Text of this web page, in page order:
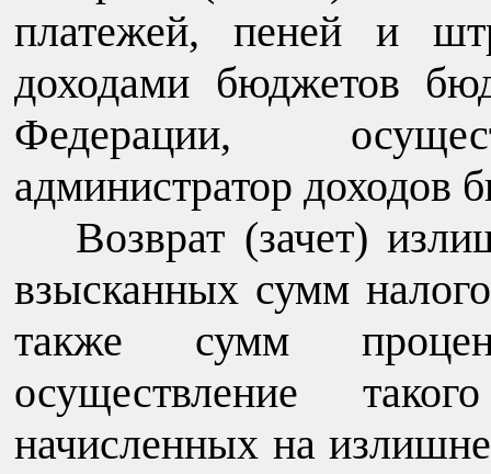
платежей, пеней и
доходами бюджетов
Федерации,
администратор доходов
Возврат (зачет)
взысканных сумм
также сумм
осуществление
начисленных на